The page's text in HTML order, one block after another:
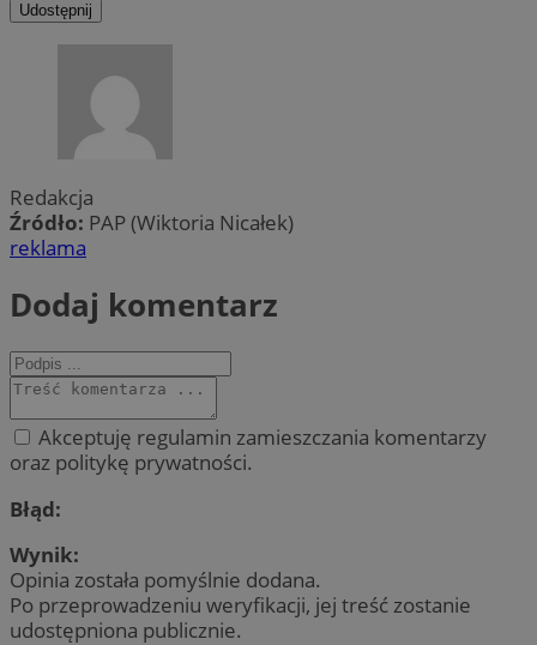
Udostępnij
Redakcja
Źródło: PAP (Wiktoria Nicałek)
reklama
Dodaj komentarz
Akceptuję regulamin zamieszczania komentarzy
oraz politykę prywatności.
Błąd:
Wynik:
Opinia została pomyślnie dodana.
Po przeprowadzeniu weryfikacji, jej treść zostanie
udostępniona publicznie.